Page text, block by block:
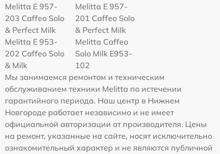
Melitta E 957-
203 Caffeo Solo
& Perfect Milk
Melitta E 957-
201 Caffeo Solo
& Perfect Milk
Melitta Е 953-
202 Caffeo Solo
& Milk
Melitta Caffeo
Solo Milk E953-
102
Мы занимаемся ремонтом и техническим
обслуживанием техники Melitta по истечении
гарантийного периода. Наш центр в Нижнем
Новгороде работает независимо и не имеет
официальной авторизации от производителя. Цены
на ремонт, указанные на сайте, носят исключительно
ознакомительный характер и не являются публичной